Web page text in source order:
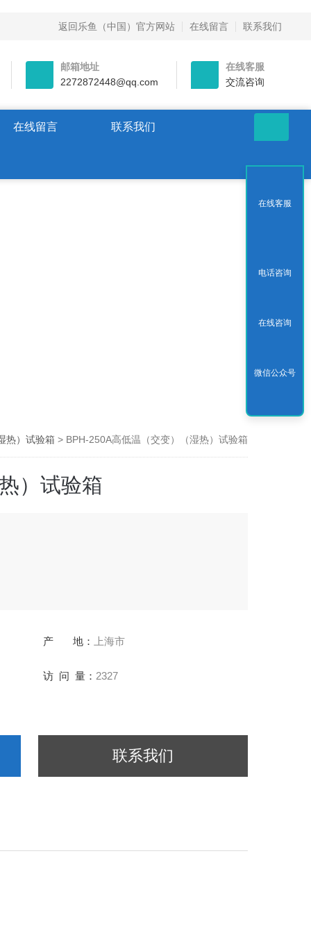
返回乐鱼（中国）官方网站 在线留言 联系我们
邮箱地址
2272872448@qq.com
在线客服
交流咨询
在线留言 联系我们
热）试验箱 > BPH-250A高低温（交变）（湿热）试验箱
）试验箱
产 地： 上海市
访 问 量： 2327
联系我们
在线客服
电话咨询
在线咨询
微信公众号